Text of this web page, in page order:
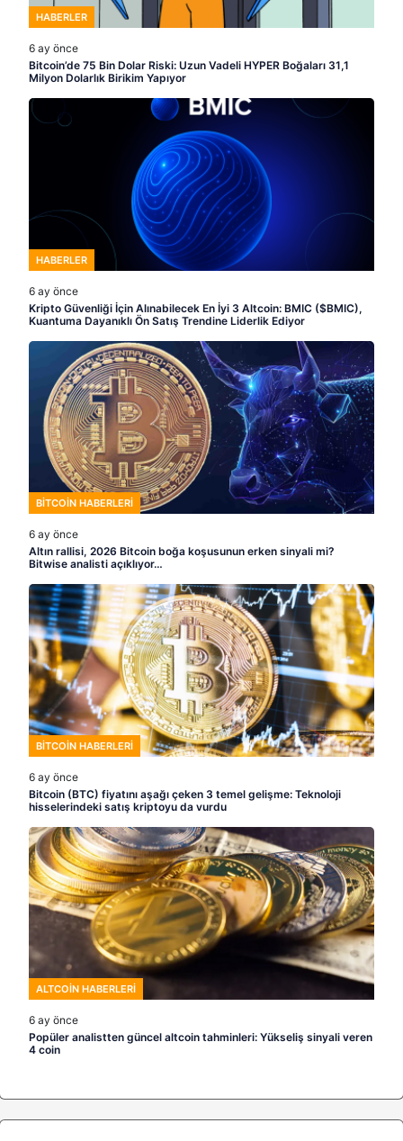
HABERLER
6 ay önce
Bitcoin’de 75 Bin Dolar Riski: Uzun Vadeli HYPER Boğaları 31,1
Milyon Dolarlık Birikim Yapıyor
HABERLER
6 ay önce
Kripto Güvenliği İçin Alınabilecek En İyi 3 Altcoin: BMIC ($BMIC),
Kuantuma Dayanıklı Ön Satış Trendine Liderlik Ediyor
BITCOIN HABERLERI
6 ay önce
Altın rallisi, 2026 Bitcoin boğa koşusunun erken sinyali mi?
Bitwise analisti açıklıyor…
BITCOIN HABERLERI
6 ay önce
Bitcoin (BTC) fiyatını aşağı çeken 3 temel gelişme: Teknoloji
hisselerindeki satış kriptoyu da vurdu
ALTCOIN HABERLERI
6 ay önce
Popüler analistten güncel altcoin tahminleri: Yükseliş sinyali veren
4 coin